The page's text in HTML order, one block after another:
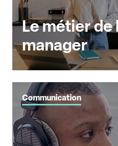
Le métier de
manager
Communication